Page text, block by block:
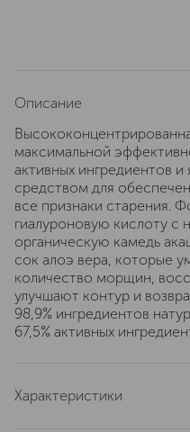
Описание
максимальной
активных ингредиентов и
средством для
все признаки старения.
гиалуроновую кислоту с
органическую камедь
сок алоэ вера, которые
количество морщин,
улучшают контур и
98,9% ингредиентов
67,5% активных
Характеристики